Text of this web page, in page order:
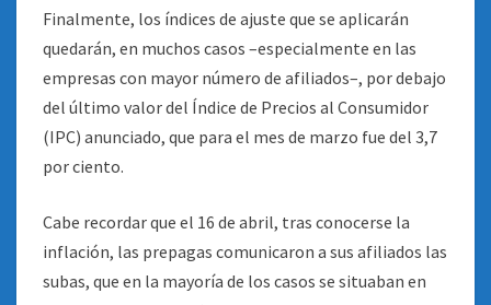
Finalmente, los índices de ajuste que se aplicarán
quedarán, en muchos casos –especialmente en las
empresas con mayor número de afiliados–, por debajo
del último valor del Índice de Precios al Consumidor
(IPC) anunciado, que para el mes de marzo fue del 3,7
por ciento.
Cabe recordar que el 16 de abril, tras conocerse la
inflación, las prepagas comunicaron a sus afiliados las
subas, que en la mayoría de los casos se situaban en